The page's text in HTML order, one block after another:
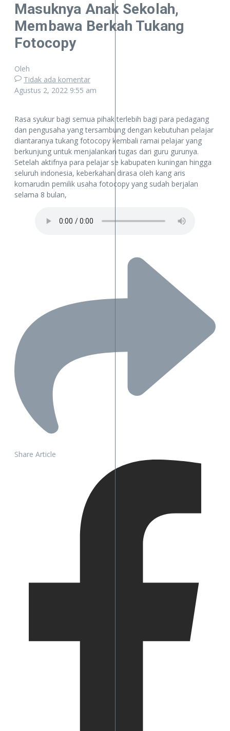
Masuknya Anak Sekolah,
Membawa Berkah Tukang
Fotocopy
Oleh
Tidak ada komentar
Agustus 2, 2022 9:55 am
Rasa syukur bagi semua pihak terlebih bagi para pedagang
dan pengusaha yang tersambung dengan kebutuhan pelajar
diantaranya tukang fotocopy kembali ramai pelajar yang
berkunjung untuk menjalankan tugas dari guru gurunya.
Setelah aktifnya para pelajar se kabupaten kuningan hingga
seluruh indonesia, keberkahan dirasa oleh kang aris
komarudin pemilik usaha fotocopy yang sudah berjalan
selama 8 bulan,
Share Article